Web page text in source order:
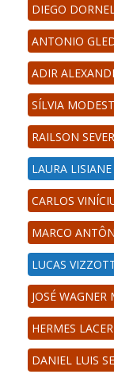
DIEGO
ANTONIO
ADIR
SÍLVIA
RAILSON
LAURA
CARLOS
MARCO
LUCAS
JOSÉ WAGNER
HERMES
DANIEL LUIS